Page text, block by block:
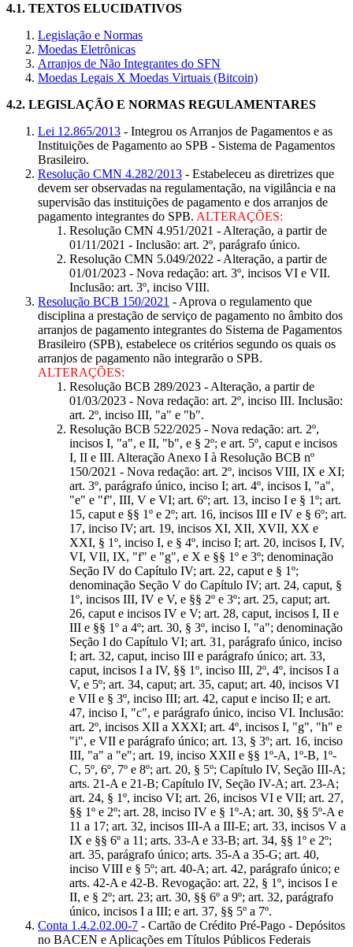
4.1. TEXTOS ELUCIDATIVOS
Legislação e Normas
Moedas Eletrônicas
Arranjos de Não Integrantes do SFN
Moedas Legais X Moedas Virtuais (Bitcoin)
4.2. LEGISLAÇÃO E NORMAS REGULAMENTARES
Lei 12.865/2013 - Integrou os Arranjos de Pagamentos e as
Instituições de Pagamento ao SPB - Sistema de Pagamentos
Brasileiro.
Resolução CMN 4.282/2013 - Estabeleceu as diretrizes que
devem ser observadas na regulamentação, na vigilância e na
supervisão das instituições de pagamento e dos arranjos de
pagamento integrantes do SPB. ALTERAÇÕES:
Resolução CMN 4.951/2021 - Alteração, a partir de
01/11/2021 - Inclusão: art. 2º, parágrafo único.
Resolução CMN 5.049/2022 - Alteração, a partir de
01/01/2023 - Nova redação: art. 3º, incisos VI e VII.
Inclusão: art. 3º, inciso VIII.
Resolução BCB 150/2021 - Aprova o regulamento que
disciplina a prestação de serviço de pagamento no âmbito dos
arranjos de pagamento integrantes do Sistema de Pagamentos
Brasileiro (SPB), estabelece os critérios segundo os quais os
arranjos de pagamento não integrarão o SPB.
ALTERAÇÕES:
Resolução BCB 289/2023 - Alteração, a partir de
01/03/2023 - Nova redação: art. 2º, inciso III. Inclusão:
art. 2º, inciso III, "a" e "b".
Resolução BCB 522/2025 - Nova redação: art. 2º,
incisos I, "a", e II, "b", e § 2º; e art. 5º, caput e incisos
I, II e III. Alteração Anexo I à Resolução BCB nº
150/2021 - Nova redação: art. 2º, incisos VIII, IX e XI;
art. 3º, parágrafo único, inciso I; art. 4º, incisos I, "a",
"e" e "f", III, V e VI; art. 6º; art. 13, inciso I e § 1º; art.
15, caput e §§ 1º e 2º; art. 16, incisos III e IV e § 6º; art.
17, inciso IV; art. 19, incisos XI, XII, XVII, XX e
XXI, § 1º, inciso I, e § 4º, inciso I; art. 20, incisos I, IV,
VI, VII, IX, "f" e "g", e X e §§ 1º e 3º; denominação
Seção IV do Capítulo IV; art. 22, caput e § 1º;
denominação Seção V do Capítulo IV; art. 24, caput, §
1º, incisos III, IV e V, e §§ 2º e 3º; art. 25, caput; art.
26, caput e incisos IV e V; art. 28, caput, incisos I, II e
III e §§ 1º a 4º; art. 30, § 3º, inciso I, "a"; denominação
Seção I do Capítulo VI; art. 31, parágrafo único, inciso
I; art. 32, caput, inciso III e parágrafo único; art. 33,
caput, incisos I a IV, §§ 1º, inciso III, 2º, 4º, incisos I a
V, e 5º; art. 34, caput; art. 35, caput; art. 40, incisos VI
e VII e § 3º, inciso III; art. 42, caput e inciso II; e art.
47, inciso I, "c", e parágrafo único, inciso VI. Inclusão:
art. 2º, incisos XII a XXXI; art. 4º, incisos I, "g", "h" e
"i", e VII e parágrafo único; art. 13, § 3º; art. 16, inciso
III, "a" a "e"; art. 19, inciso XXII e §§ 1º-A, 1º-B, 1º-
C, 5º, 6º, 7º e 8º; art. 20, § 5º; Capítulo IV, Seção III-A;
arts. 21-A e 21-B; Capítulo IV, Seção IV-A; art. 23-A;
art. 24, § 1º, inciso VI; art. 26, incisos VI e VII; art. 27,
§§ 1º e 2º; art. 28, inciso IV e § 1º-A; art. 30, §§ 5º-A e
11 a 17; art. 32, incisos III-A a III-E; art. 33, incisos V a
IX e §§ 6º a 11; arts. 33-A e 33-B; art. 34, §§ 1º e 2º;
art. 35, parágrafo único; arts. 35-A a 35-G; art. 40,
inciso VIII e § 5º; art. 40-A; art. 42, parágrafo único; e
arts. 42-A e 42-B. Revogação: art. 22, § 1º, incisos I e
II, e § 2º; art. 23; art. 30, §§ 6º a 9º; art. 32, parágrafo
único, incisos I a III; e art. 37, §§ 5º a 7º.
Conta 1.4.2.02.00-7 - Cartão de Crédito Pré-Pago - Depósitos
no BACEN e Aplicações em Títulos Públicos Federais